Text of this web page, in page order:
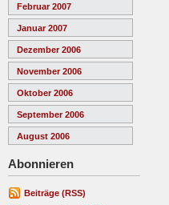
Februar 2007
Januar 2007
Dezember 2006
November 2006
Oktober 2006
September 2006
August 2006
Abonnieren
Beiträge (RSS)